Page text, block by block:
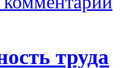
труда